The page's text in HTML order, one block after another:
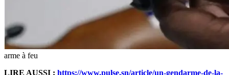
arme à feu
LIRE AUSSI : https://www.pulse.sn/article/un-gendarme-de-la-